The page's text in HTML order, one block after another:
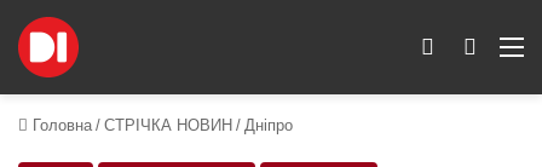
Пошук
Switch skin
Головна / СТРІЧКА НОВИН / Дніпро